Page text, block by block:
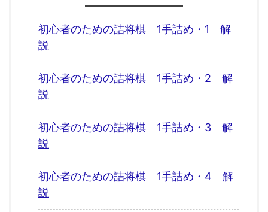
初心者のための詰将棋 1手詰め・1 解
説
初心者のための詰将棋 1手詰め・2 解
説
初心者のための詰将棋 1手詰め・3 解
説
初心者のための詰将棋 1手詰め・4 解
説